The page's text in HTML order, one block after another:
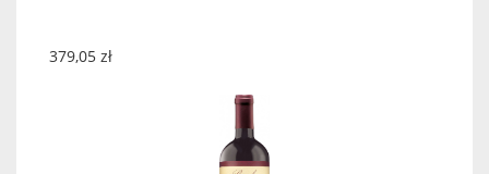
379,05 zł